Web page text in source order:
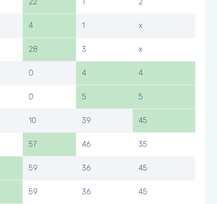
4 1 x
28 3 x
0 4 4
0 5 5
10 39 45
57 46 35
59 36 45
59 36 45